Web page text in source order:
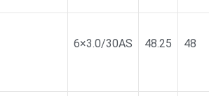
6×3.0/30AS 48.25 48